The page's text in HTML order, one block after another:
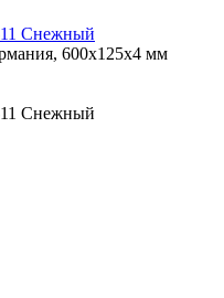
11 Снежный
600x125x4 мм
11 Снежный